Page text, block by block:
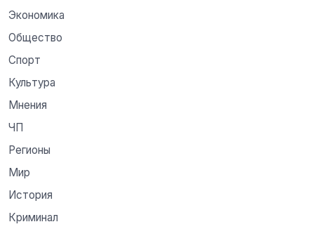
Экономика
Общество
Спорт
Культура
Мнения
ЧП
Регионы
Мир
История
Криминал